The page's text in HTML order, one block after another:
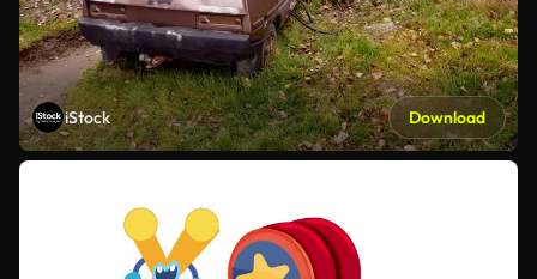
iStock Download